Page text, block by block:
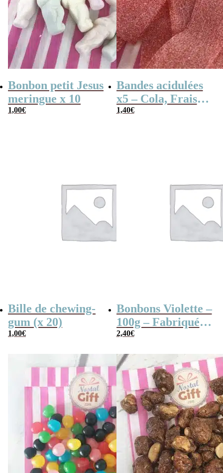
Bonbon petit Jesus
meringue x 10
1,00€
Bandes acidulées
x5 – Cola, Fraise,
Framboise,
1,40€
Bille de chewing-
gum (x 20)
1,00€
Bonbons Violette –
100g – Fabriqués
en France
2,40€